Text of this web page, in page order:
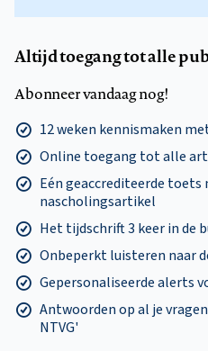
Altijd toegang tot alle
Abonneer vandaag nog!
12 weken kennismaken
Online toegang tot alle
Eén geaccrediteerde toets
nascholingsartikel
Het tijdschrift 3 keer in de
Onbeperkt luisteren naar
Gepersonaliseerde alerts
Antwoorden op al je
NTVG'